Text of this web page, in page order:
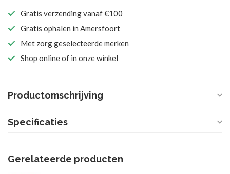
Gratis verzending vanaf €100
Gratis ophalen in Amersfoort
Met zorg geselecteerde merken
Shop online of in onze winkel
Productomschrijving
Specificaties
Gerelateerde producten